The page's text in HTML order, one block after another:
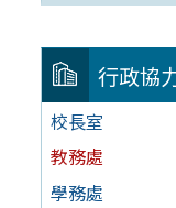
行政協
校長室
教務處
學務處